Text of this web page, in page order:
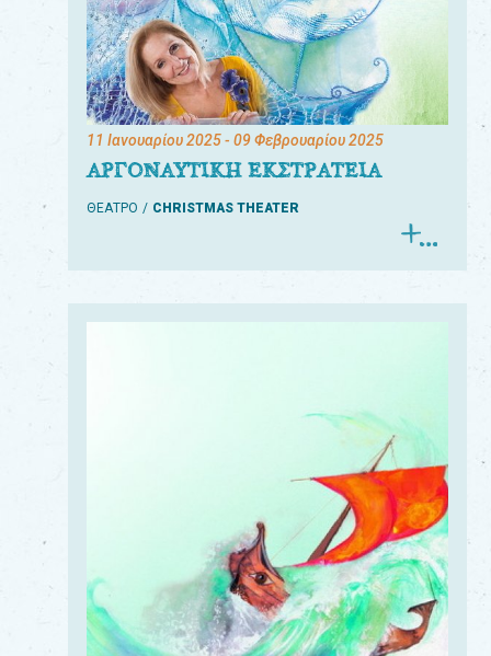
11 Ιανουαρίου 2025- 09 Φεβρουαρίου 2025
ΑΡΓΟΝΑΥΤΙΚΗ ΕΚΣΤΡΑΤΕΙΑ
ΘΕΑΤΡΟ CHRISTMAS THEATER